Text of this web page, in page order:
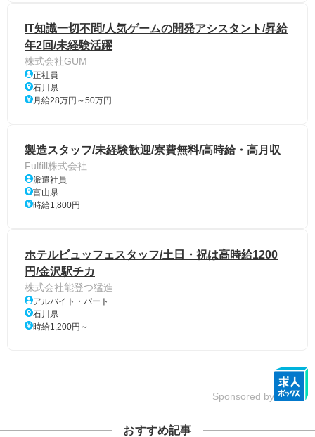
IT知識一切不問/人気ゲームの開発アシスタント/昇給
年2回/未経験活躍
株式会社GUM
正社員
石川県
月給28万円～50万円
製造スタッフ/未経験歓迎/寮費無料/高時給・高月収
Fulfill株式会社
派遣社員
富山県
時給1,800円
ホテルビュッフェスタッフ/土日・祝は高時給1200
円/金沢駅チカ
株式会社能登つ猛進
アルバイト・パート
石川県
時給1,200円～
Sponsored by
おすすめ記事